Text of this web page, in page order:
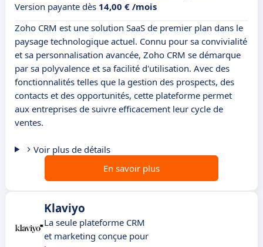
Version payante dès 14,00 € /mois
Zoho CRM est une solution SaaS de premier plan dans le
paysage technologique actuel. Connu pour sa convivialité
et sa personnalisation avancée, Zoho CRM se démarque
par sa polyvalence et sa facilité d'utilisation. Avec des
fonctionnalités telles que la gestion des prospects, des
contacts et des opportunités, cette plateforme permet
aux entreprises de suivre efficacement leur cycle de
ventes.
Voir plus de détails
En savoir plus
Klaviyo
La seule plateforme CRM
et marketing conçue pour